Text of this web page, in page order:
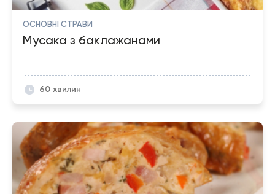
ОСНОВНІ СТРАВИ
Мусака з баклажанами
60 хвилин